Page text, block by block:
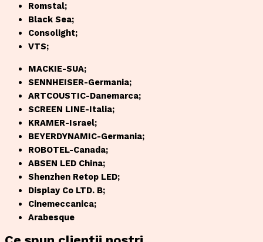
Romstal;
Black Sea;
Consolight;
VTS;
MACKIE-SUA;
SENNHEISER-Germania;
ARTCOUSTIC-Danemarca;
SCREEN LINE-Italia;
KRAMER-Israel;
BEYERDYNAMIC-Germania;
ROBOTEL-Canada;
ABSEN LED China;
Shenzhen Retop LED;
Display Co LTD. B;
Cinemeccanica;
Arabesque